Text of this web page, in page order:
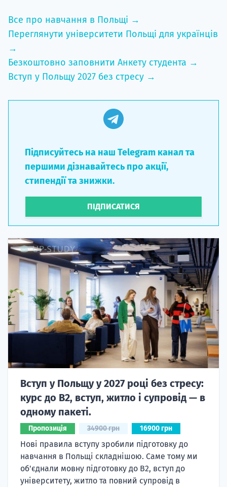
Все про навчання в Польщі →
Переглянути університети Польщі для українців
→
Безкоштовно заповнити Анкету студента →
Вступ у Польщу 2027 без стресу →
Підписуйтесь на наш Telegram канал та
першими дізнавайтесь про акції,
стипендії та знижки.
ПІДПИСАТИСЯ
Вступ у Польщу у 2027 році без стресу:
курс до B2, вступ, житло і супровід — в
одному пакеті.
Пропозиція 34900 грн 16900 грн
Нові правила вступу зробили підготовку до
навчання в Польщі складнішою. Саме тому ми
об'єднали мовну підготовку до В2, вступ до
університету, житло та повний супровід в